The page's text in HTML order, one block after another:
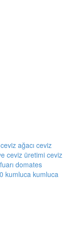
ceviz ağacı ceviz
ceviz üretimi ceviz
domates
kumluca kumluca